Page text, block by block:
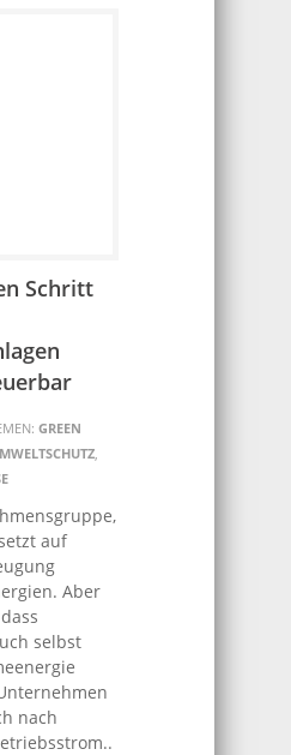
Schritt
GREEN
,
auf
Aber
selbst
nach